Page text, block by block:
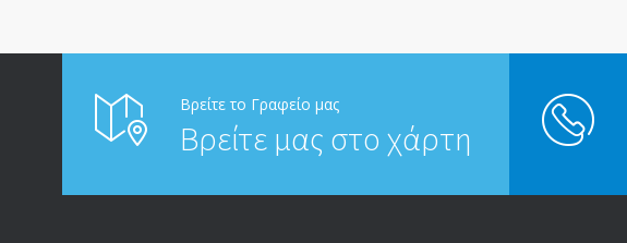
Βρείτε το Γραφείο μας
Βρείτε μας στο χάρτη